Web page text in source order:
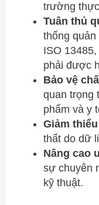
trường
Tuân thủ
thống
ISO
phải được
Bảo vệ
quan trọng
phẩm và y
Giảm
thất do dữ
Nâng cao
sự chuyên
kỹ thuật.